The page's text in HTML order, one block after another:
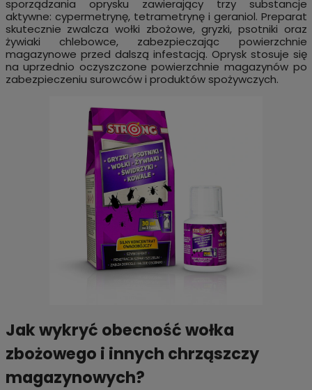
sporządzania oprysku zawierający trzy substancje
aktywne: cypermetrynę, tetrametrynę i geraniol. Preparat
skutecznie zwalcza wołki zbożowe, gryzki, psotniki oraz
żywiaki chlebowce, zabezpieczając powierzchnie
magazynowe przed dalszą infestacją. Oprysk stosuje się
na uprzednio oczyszczone powierzchnie magazynów po
zabezpieczeniu surowców i produktów spożywczych.
Jak wykryć obecność wołka
zbożowego i innych chrząszczy
magazynowych?